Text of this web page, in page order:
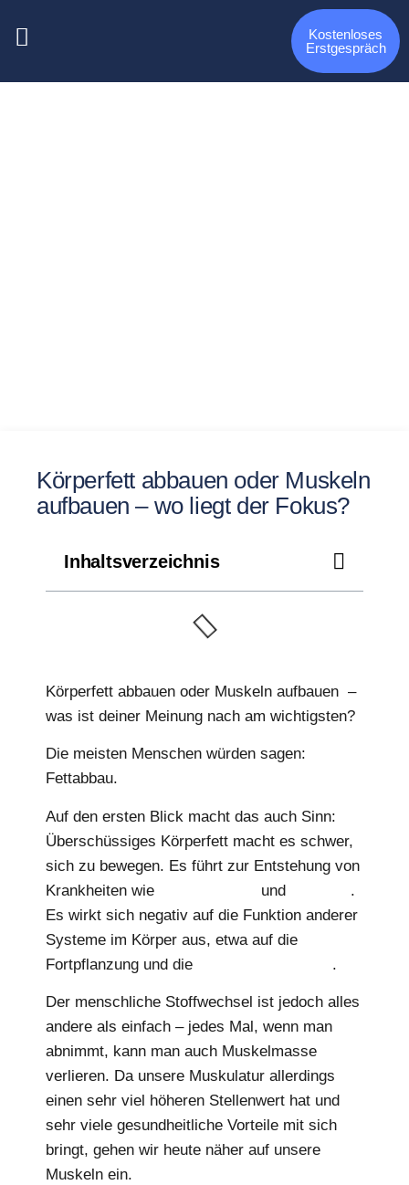
Kostenloses
Erstgespräch
Körperfett abbauen oder Muskeln
aufbauen – wo liegt der Fokus?
Inhaltsverzeichnis
Körperfett abbauen oder Muskeln aufbauen –
was ist deiner Meinung nach am wichtigsten?
Die meisten Menschen würden sagen:
Fettabbau.
Auf den ersten Blick macht das auch Sinn:
Überschüssiges Körperfett macht es schwer,
sich zu bewegen. Es führt zur Entstehung von
Krankheiten wie
und
.
Es wirkt sich negativ auf die Funktion anderer
Systeme im Körper aus, etwa auf die
Fortpflanzung und die
.
Der menschliche Stoffwechsel ist jedoch alles
andere als einfach – jedes Mal, wenn man
abnimmt, kann man auch Muskelmasse
verlieren. Da unsere Muskulatur allerdings
einen sehr viel höheren Stellenwert hat und
sehr viele gesundheitliche Vorteile mit sich
bringt, gehen wir heute näher auf unsere
Muskeln ein.